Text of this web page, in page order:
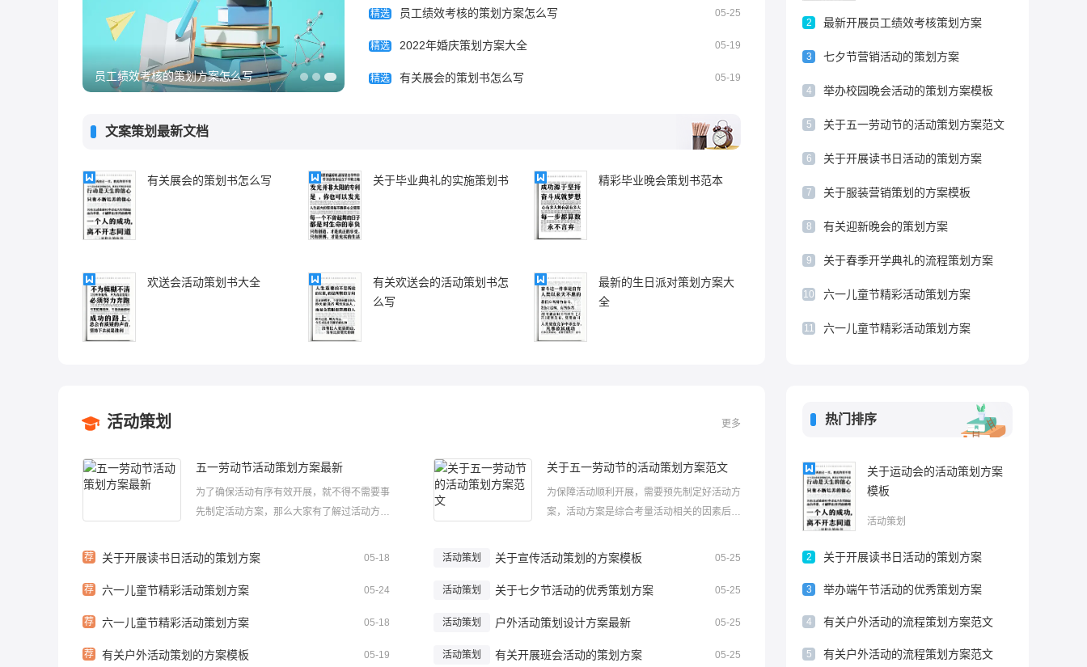
以安全生产为主题的策划方案 员工绩效考核的策划方案怎么写 员工绩效考核的策划方案怎么写
核目的：规...[查看全文]
精选 员工绩效考核的策划方案怎么写 05-25
精选 2022年婚庆策划方案大全 05-19
精选 有关展会的策划书怎么写 05-19
文案策划最新文档
有关展会的策划书怎么写 关于毕业典礼的实施策划书 精彩毕业晚会策划书范本
欢送会活动策划书大全
有关欢送会的活动策划书怎
么写
最新的生日派对策划方案大
全
2 最新开展员工绩效考核策划方案
3 七夕节营销活动的策划方案
4 举办校园晚会活动的策划方案模板
5 关于五一劳动节的活动策划方案范文
6 关于开展读书日活动的策划方案
7 关于服装营销策划的方案模板
8 有关迎新晚会的策划方案
9 关于春季开学典礼的流程策划方案
10 六一儿童节精彩活动策划方案
11 六一儿童节精彩活动策划方案
活动策划 更多
五一劳动节活动策划方案最新
为了确保活动有序有效开展，就不得不需要事
先制定活动方案，那么大家有了解过活动方案
整理了五一劳动节活动策划方案最新，希望大
动目的：为隆重庆祝“五一”国际劳动节...
荐 关于开展读书日活动的策划方案 05-18
荐 六一儿童节精彩活动策划方案 05-24
荐 六一儿童节精彩活动策划方案 05-18
荐 有关户外活动策划的方案模板 05-19
关于五一劳动节的活动策划方案范文
为保障活动顺利开展，需要预先制定好活动方
案，活动方案是综合考量活动相关的因素后所
方案呢?下面小编给大家整理了关于五一劳动节
一劳动节的活动策划方案范文1班会目的：...
活动策划 关于宣传活动策划的方案模板 05-25
活动策划 关于七夕节活动的优秀策划方案 05-25
活动策划 户外活动策划设计方案最新 05-25
活动策划 有关开展班会活动的策划方案 05-25
热门排序
关于运动会的活动策划方案
模板
活动策划
2 关于开展读书日活动的策划方案
3 举办端午节活动的优秀策划方案
4 有关户外活动的流程策划方案范文
5 有关户外活动的流程策划方案范文